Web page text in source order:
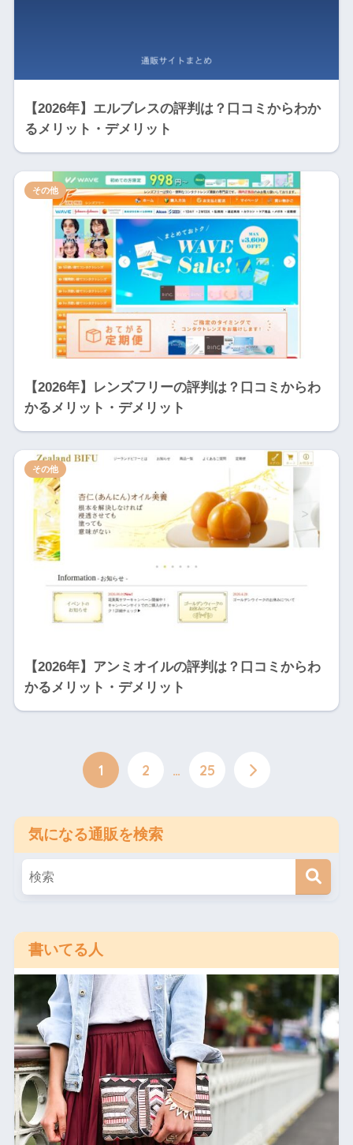
【2026年】エルブレスの評判は？口コミからわか
るメリット・デメリット
【2026年】レンズフリーの評判は？口コミからわ
かるメリット・デメリット
その他
【2026年】アンミオイルの評判は？口コミからわ
かるメリット・デメリット
その他
1 2 … 25
気になる通販を検索
書いてる人